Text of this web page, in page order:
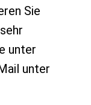
Sie
unter
unter